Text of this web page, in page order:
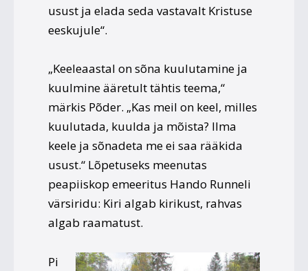
usust ja elada seda vastavalt Kristuse
eeskujule“.
„Keeleaastal on sõna kuulutamine ja
kuulmine ääretult tähtis teema,“
märkis Põder. „Kas meil on keel, milles
kuulutada, kuulda ja mõista? Ilma
keele ja sõnadeta me ei saa rääkida
usust.“ Lõpetuseks meenutas
peapiiskop emeeritus Hando Runneli
värsiridu: Kiri algab kirikust, rahvas
algab raamatust.
Pi